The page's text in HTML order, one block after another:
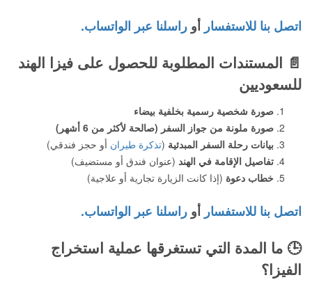
اتصل بنا للاستفسار أو راسلنا عبر الواتساب.
📄 المستندات المطلوبة للحصول على فيزا الهند
للسعوديين
صورة شخصية رسمية بخلفية بيضاء
صورة ملونة من جواز السفر (صالحة لأكثر من 6 أشهر)
بيانات رحلة السفر المبدئية (تذكرة طيران أو حجز فندقي)
تفاصيل الإقامة في الهند (عنوان فندق أو مستضيف)
خطاب دعوة (إذا كانت الزيارة تجارية أو علاجية)
اتصل بنا للاستفسار أو راسلنا عبر الواتساب.
🕒 ما المدة التي تستغرقها عملية استخراج
الفيزا؟